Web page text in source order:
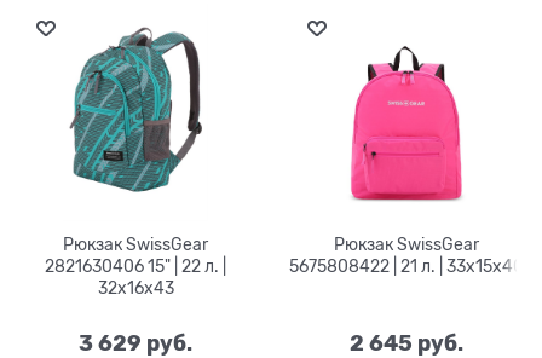
Рюкзак SwissGear
2821630406 15" | 22 л. |
32х16х43
3 629 руб.
Рюкзак SwissGear
5675808422 | 21 л. | 33х15x40
2 645 руб.